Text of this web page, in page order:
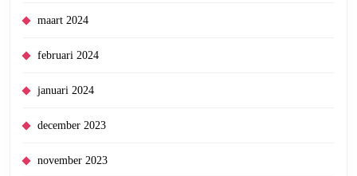
maart 2024
februari 2024
januari 2024
december 2023
november 2023